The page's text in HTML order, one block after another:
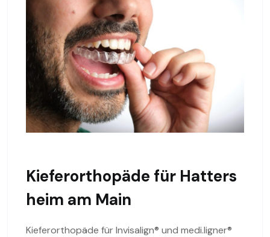
Kieferorthopäde für Hatters
heim am Main
Kieferorthopäde für Invisalign® und medi.ligner®